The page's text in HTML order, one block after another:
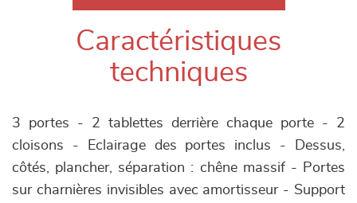
Caractéristiques
techniques
3 portes - 2 tablettes derrière chaque porte - 2
cloisons - Eclairage des portes inclus - Dessus,
côtés, plancher, séparation : chêne massif - Portes
sur charnières invisibles avec amortisseur - Support